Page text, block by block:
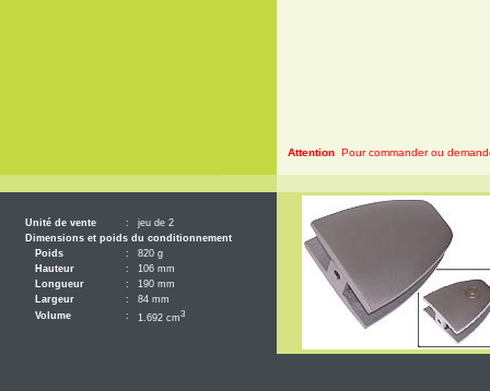
Unité de vente :
jeu de 2
Dimensions et poids du conditionnement
Poids
:
820 g
Hauteur
:
106 mm
Longueur
:
190 mm
Largeur
:
84 mm
Volume
: 1.692 cm3
Attention Pour commander ou